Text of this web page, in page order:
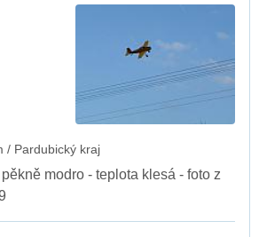
/ Pardubický kraj
modro - teplota klesá - foto z